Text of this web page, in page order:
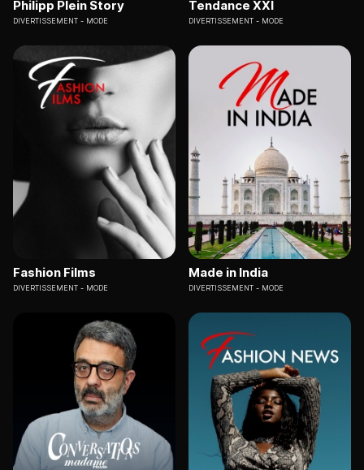
Philipp Plein Story
DIVERTISSEMENT MODE
Tendance XXI
DIVERTISSEMENT MODE
Fashion Films
DIVERTISSEMENT MODE
Made in India
DIVERTISSEMENT MODE